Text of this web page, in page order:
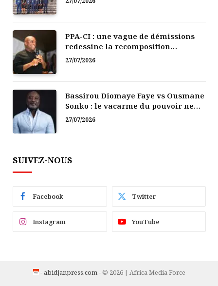
PPA-CI : une vague de démissions
redessine la recomposition
politique
27/07/2026
Bassirou Diomaye Faye vs Ousmane
Sonko : le vacarme du pouvoir ne
doit pas faire oublier les liens de la
27/07/2026
SUIVEZ-NOUS
Facebook Twitter
Instagram YouTube
- abidjanpress.com- © 2026 | Africa Media Force